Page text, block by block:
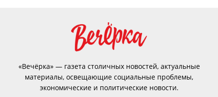
«Вечёрка» — газета столичных новостей, актуальные
материалы, освещающие социальные проблемы,
экономические и политические новости.